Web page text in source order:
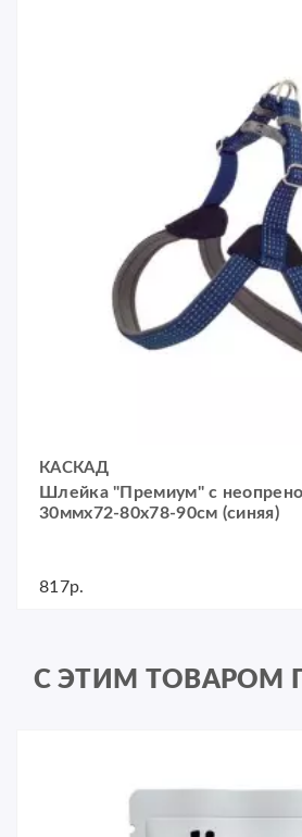
КАСКАД
Шлейка "Премиум" с
30ммх72-80x78-90см (синяя)
817р.
С ЭТИМ ТОВАРОМ